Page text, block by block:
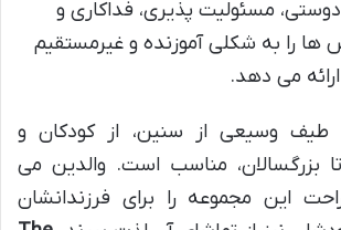
دوستی، مسئولیت پذیری، فداکاری و
ها را به شکلی آموزنده و غیرمستقیم
می دهد.
طیف وسیعی از سنین، از کودکان و
تا بزرگسالان، مناسب است. والدین می
این مجموعه را برای فرزندانشان